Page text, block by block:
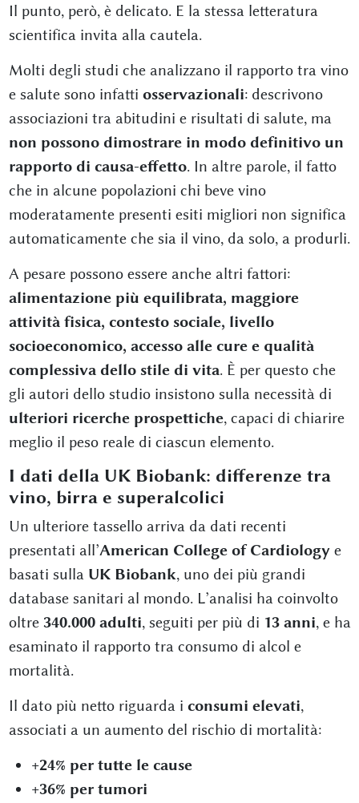
Il punto, però, è delicato. E la stessa letteratura
scientifica invita alla cautela.
Molti degli studi che analizzano il rapporto tra vino
e salute sono infatti osservazionali: descrivono
associazioni tra abitudini e risultati di salute, ma
non possono dimostrare in modo definitivo un
rapporto di causa-effetto. In altre parole, il fatto
che in alcune popolazioni chi beve vino
moderatamente presenti esiti migliori non significa
automaticamente che sia il vino, da solo, a produrli.
A pesare possono essere anche altri fattori:
alimentazione più equilibrata, maggiore
attività fisica, contesto sociale, livello
socioeconomico, accesso alle cure e qualità
complessiva dello stile di vita. È per questo che
gli autori dello studio insistono sulla necessità di
ulteriori ricerche prospettiche, capaci di chiarire
meglio il peso reale di ciascun elemento.
I dati della UK Biobank: differenze tra
vino, birra e superalcolici
Un ulteriore tassello arriva da dati recenti
presentati all’American College of Cardiologye
basati sulla UK Biobank, uno dei più grandi
database sanitari al mondo. L’analisi ha coinvolto
oltre 340.000 adulti, seguiti per più di 13 anni, e ha
esaminato il rapporto tra consumo di alcol e
mortalità.
Il dato più netto riguarda i consumi elevati,
associati a un aumento del rischio di mortalità:
+24% per tutte le cause
+36% per tumori